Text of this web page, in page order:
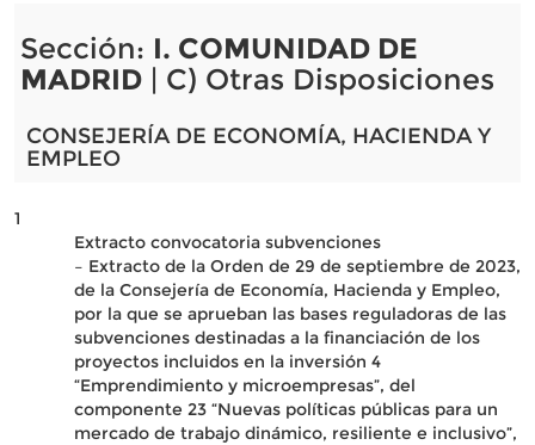
Sección: I. COMUNIDAD DE
MADRID| C) Otras Disposiciones
CONSEJERÍA DE ECONOMÍA, HACIENDA Y
EMPLEO
1
Extracto convocatoria subvenciones
– Extracto de la Orden de 29 de septiembre de 2023,
de la Consejería de Economía, Hacienda y Empleo,
por la que se aprueban las bases reguladoras de las
subvenciones destinadas a la financiación de los
proyectos incluidos en la inversión 4
“Emprendimiento y microempresas”, del
componente 23 “Nuevas políticas públicas para un
mercado de trabajo dinámico, resiliente e inclusivo”,